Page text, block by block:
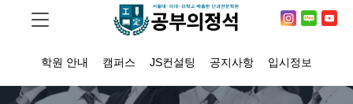
학원 안내 캠퍼스 JS컨설팅 공지사항 입시정보